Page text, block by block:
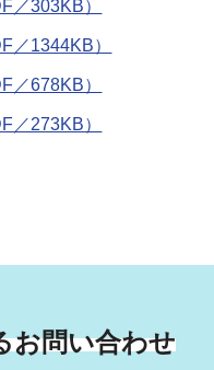
／303KB）
／1344KB）
／678KB）
／273KB）
お問い合わせ